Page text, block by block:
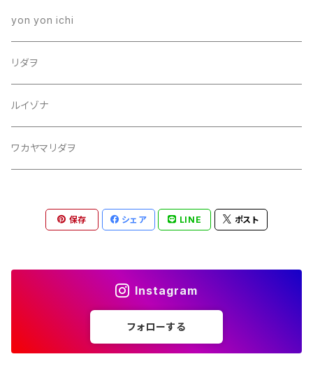
yon yon ichi
リダヲ
ルイゾナ
ワカヤマリダヲ
保存 シェア LINE ポスト
Instagram
フォローする